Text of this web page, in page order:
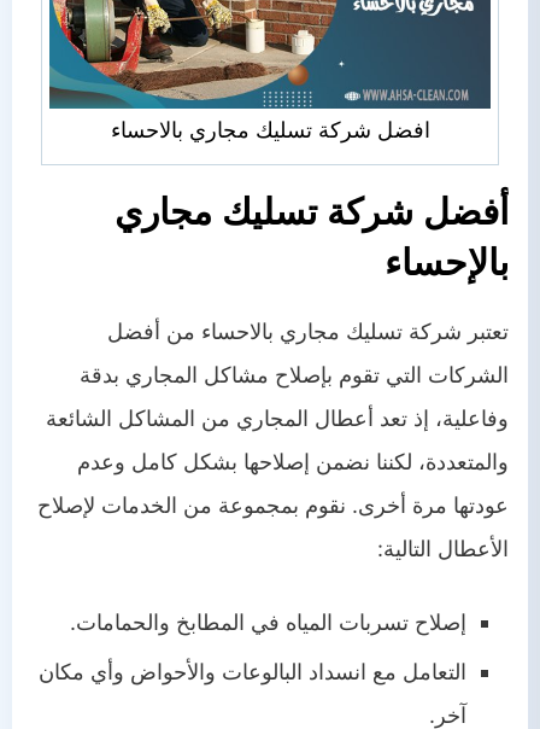
افضل شركة تسليك مجاري بالاحساء
أفضل شركة تسليك مجاري
بالإحساء
تعتبر شركة تسليك مجاري بالاحساء من أفضل
الشركات التي تقوم بإصلاح مشاكل المجاري بدقة
وفاعلية، إذ تعد أعطال المجاري من المشاكل الشائعة
والمتعددة، لكننا نضمن إصلاحها بشكل كامل وعدم
عودتها مرة أخرى. نقوم بمجموعة من الخدمات لإصلاح
الأعطال التالية:
إصلاح تسربات المياه في المطابخ والحمامات.
التعامل مع انسداد البالوعات والأحواض وأي مكان
آخر.